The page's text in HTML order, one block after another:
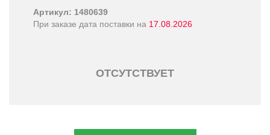
Артикул: 1480639
При заказе дата поставки на 17.08.2026
ОТСУТСТВУЕТ